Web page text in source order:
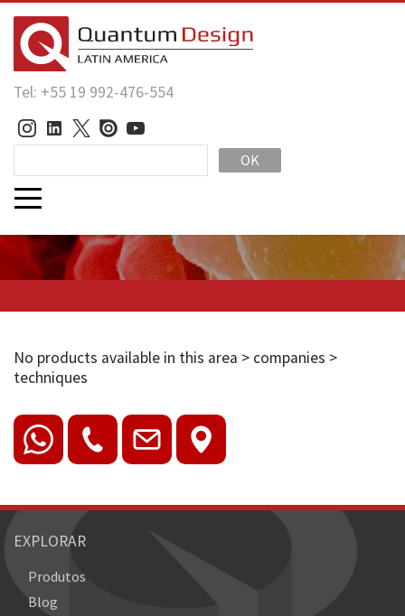
Tel: +55 19 992-476-554
OK
No products available in this area > companies >
techniques
EXPLORAR
Produtos
Blog